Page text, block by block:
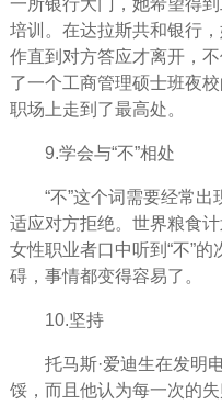
培训。在达拉斯共和银行
作直到对方答应才离开，
了一个工商管理硕士班夜
职场上走到了最高处。
9.学会与“不”相处
“不”这个词需要经常
适应对方拒绝。世界粮食
女性职业者口中听到“不”
碍，事情都变得容易了。
10.坚持
托马斯·爱迪生在发明
馁，而且他认为每一次的